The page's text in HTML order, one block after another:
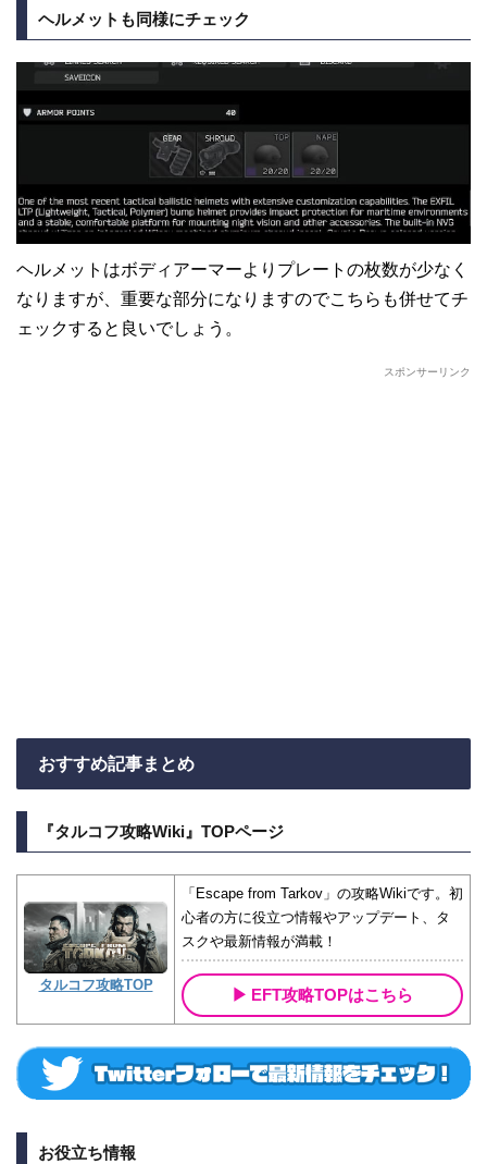
ヘルメットも同様にチェック
ヘルメットはボディアーマーよりプレートの枚数が少なく
なりますが、重要な部分になりますのでこちらも併せてチ
ェックすると良いでしょう。
スポンサーリンク
おすすめ記事まとめ
『タルコフ攻略Wiki』TOPページ
タルコフ攻略TOP
「Escape from Tarkov」の攻略Wikiです。初
心者の方に役立つ情報やアップデート、タ
スクや最新情報が満載！
EFT攻略TOPはこちら
お役立ち情報